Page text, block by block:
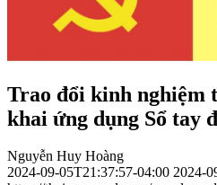
Trao đổi kinh nghiệm
khai ứng dụng Sổ tay
Nguyễn Huy Hoàng
2024-09-05T21:37:57-04:00 2024-